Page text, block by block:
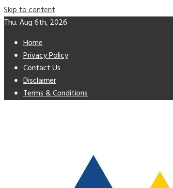
Skip to content
Thu. Aug 6th, 2026
Home
Privacy Policy
Contact Us
Disclaimer
Terms & Conditions